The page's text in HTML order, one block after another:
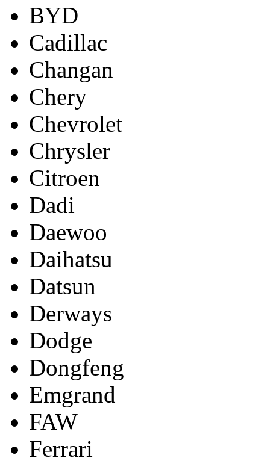
BYD
Cadillac
Changan
Chery
Chevrolet
Chrysler
Citroen
Dadi
Daewoo
Daihatsu
Datsun
Derways
Dodge
Dongfeng
Emgrand
FAW
Ferrari